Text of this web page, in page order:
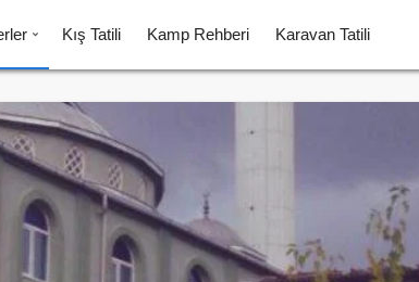
Kış Tatili Kamp Rehberi Karavan Tatili